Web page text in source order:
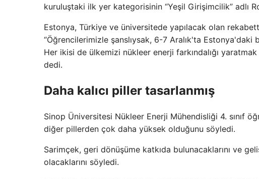
kuruluştaki ilk yer kategorisinin “Yeşil Girişimcilik” adlı
Estonya, Türkiye ve üniversitede yapılacak olan
“Öğrencilerimizle şanslıysak, 6-7 Aralık'ta Estonya'daki
Her ikisi de ülkemizi nükleer enerji farkındalığı
dedi.
Daha kalıcı piller tasarlanmış
Sinop Üniversitesi Nükleer Enerji Mühendisliği 4. sınıf
diğer pillerden çok daha yüksek olduğunu söyledi.
Sarimçek, geri dönüşüme katkıda bulunacaklarını ve
olacaklarını söyledi.